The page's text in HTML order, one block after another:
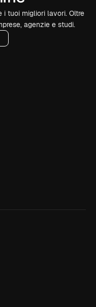
i tuoi migliori lavori. Oltre
agenzie e studi.